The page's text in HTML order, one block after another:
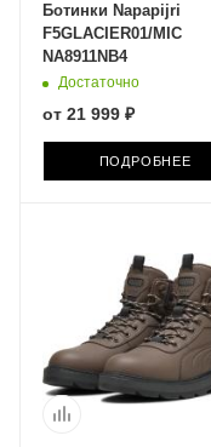
Ботинки Napapijri
F5GLACIER01/MIC
NA8911NB4
Достаточно
от 21 999 ₽
ПОДРОБНЕЕ